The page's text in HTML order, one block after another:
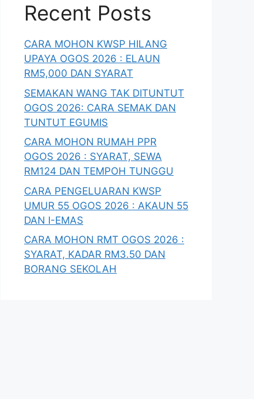
Recent Posts
CARA MOHON KWSP HILANG
UPAYA OGOS 2026 : ELAUN
RM5,000 DAN SYARAT
SEMAKAN WANG TAK DITUNTUT
OGOS 2026: CARA SEMAK DAN
TUNTUT EGUMIS
CARA MOHON RUMAH PPR
OGOS 2026 : SYARAT, SEWA
RM124 DAN TEMPOH TUNGGU
CARA PENGELUARAN KWSP
UMUR 55 OGOS 2026 : AKAUN 55
DAN I-EMAS
CARA MOHON RMT OGOS 2026 :
SYARAT, KADAR RM3.50 DAN
BORANG SEKOLAH